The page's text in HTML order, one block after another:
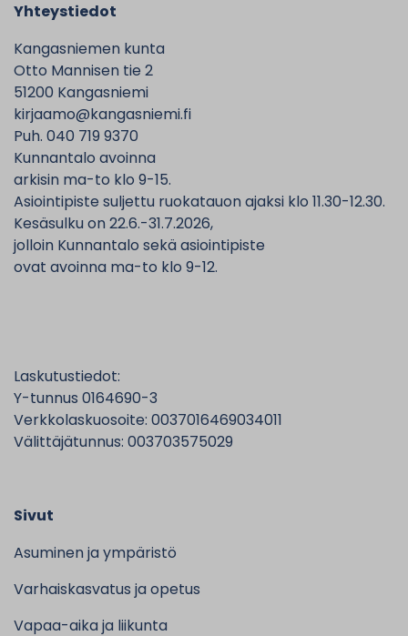
Yhteystiedot
Kangasniemen kunta
Otto Mannisen tie 2
51200 Kangasniemi
kirjaamo@kangasniemi.fi
Puh. 040 719 9370
Kunnantalo avoinna
arkisin ma-to klo 9-15.
Asiointipiste suljettu ruokatauon ajaksi klo 11.30-12.30.
Kesäsulku on 22.6.-31.7.2026,
jolloin Kunnantalo sekä asiointipiste
ovat avoinna ma-to klo 9-12.
Laskutustiedot:
Y-tunnus 0164690-3
Verkkolaskuosoite: 0037016469034011
Välittäjätunnus: 003703575029
Sivut
Asuminen ja ympäristö
Varhaiskasvatus ja opetus
Vapaa-aika ja liikunta